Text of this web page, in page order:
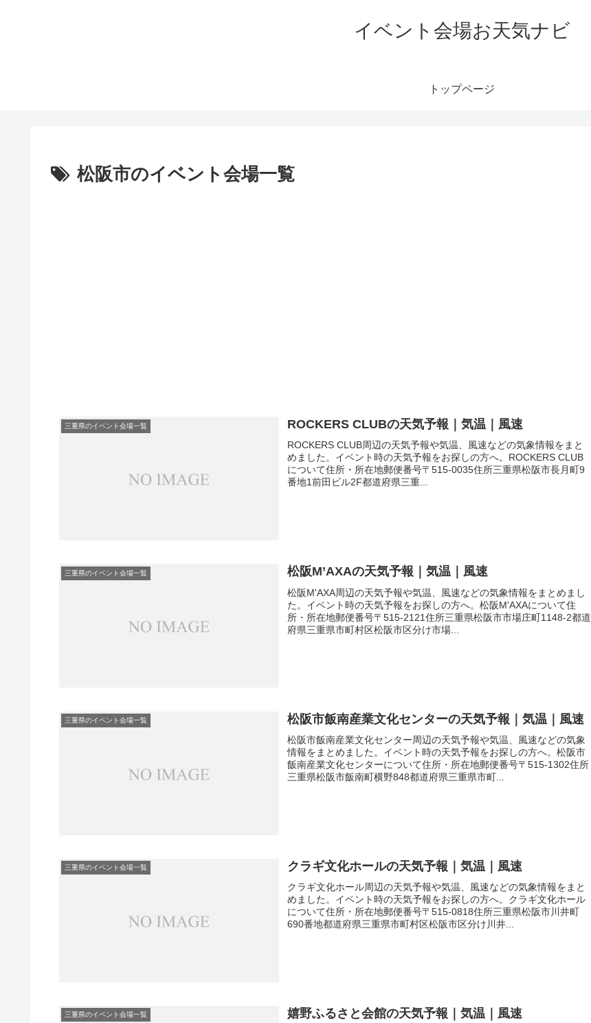
イベント会場お天気ナビ
トップページ
松阪市のイベント会場一覧
三重県のイベント会場一覧 ROCKERS CLUBの天気予報｜気温｜風速
ROCKERS CLUB周辺の天気予報や気温、風速などの気象情報をまと
めました。イベント時の天気予報をお探しの方へ。ROCKERS CLUB
について住所・所在地郵便番号〒515-0035住所三重県松阪市長月町9
番地1前田ビル2F都道府県三重...
三重県のイベント会場一覧 松阪M’AXAの天気予報｜気温｜風速
松阪M'AXA周辺の天気予報や気温、風速などの気象情報をまとめまし
た。イベント時の天気予報をお探しの方へ。松阪M'AXAについて住
所・所在地郵便番号〒515-2121住所三重県松阪市市場庄町1148-2都道
府県三重県市町村区松阪市区分け市場...
三重県のイベント会場一覧 松阪市飯南産業文化センターの天気予報｜気温｜風速
松阪市飯南産業文化センター周辺の天気予報や気温、風速などの気象
情報をまとめました。イベント時の天気予報をお探しの方へ。松阪市
飯南産業文化センターについて住所・所在地郵便番号〒515-1302住所
三重県松阪市飯南町横野848都道府県三重県市町...
三重県のイベント会場一覧 クラギ文化ホールの天気予報｜気温｜風速
クラギ文化ホール周辺の天気予報や気温、風速などの気象情報をまと
めました。イベント時の天気予報をお探しの方へ。クラギ文化ホール
について住所・所在地郵便番号〒515-0818住所三重県松阪市川井町
690番地都道府県三重県市町村区松阪市区分け川井...
三重県のイベント会場一覧 嬉野ふるさと会館の天気予報｜気温｜風速